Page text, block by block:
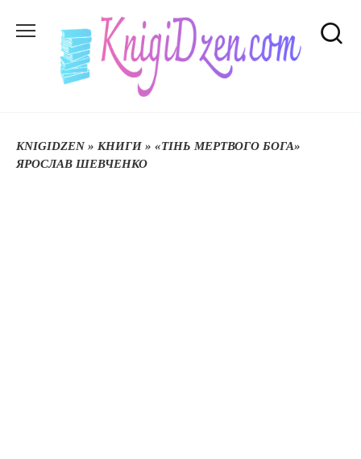
до
KNIGIDZEN» КНИГИ » «ТІНЬ МЕРТВОГО БОГА»
ЯРОСЛАВ ШЕВЧЕНКО